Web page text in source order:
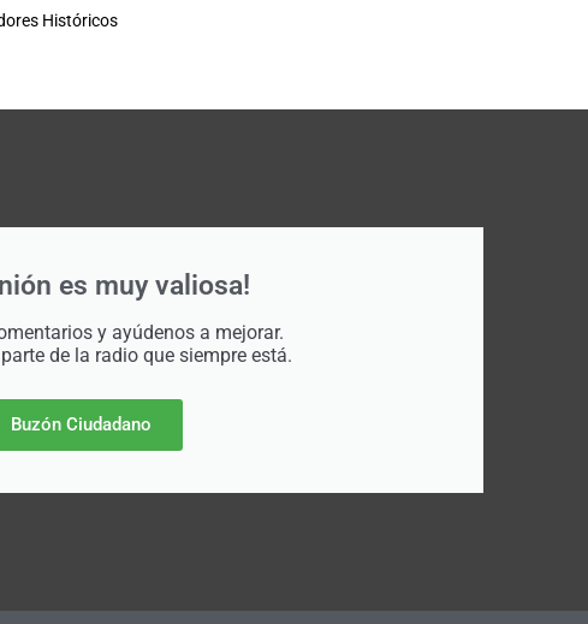
Históricos
es muy valiosa!
y ayúdenos a mejorar.
de la radio que siempre está.
Buzón Ciudadano